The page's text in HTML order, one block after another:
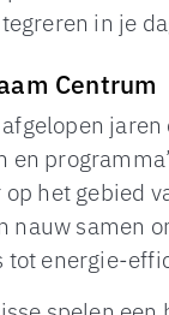
in je
Centrum
en
het gebied
nauw samen
tot energie-